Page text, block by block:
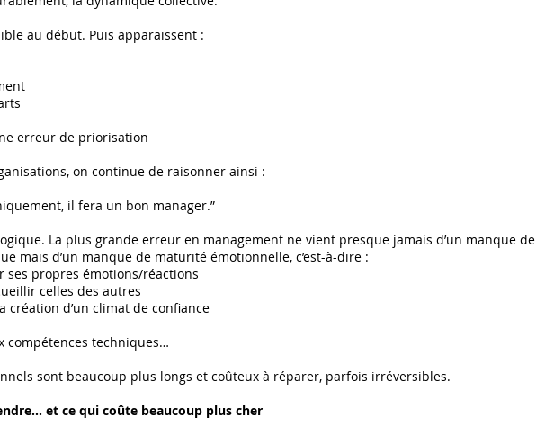
au début. Puis apparaissent :
erreur de priorisation
on continue de raisonner ainsi :
il fera un bon manager.”
La plus grande erreur en management ne vient presque jamais d’un manque de
mais d’un manque de maturité émotionnelle, c’est-à-dire :
ses propres émotions/réactions
celles des autres
création d’un climat de confiance
compétences techniques…
sont beaucoup plus longs et coûteux à réparer, parfois irréversibles.
et ce qui coûte beaucoup plus cher